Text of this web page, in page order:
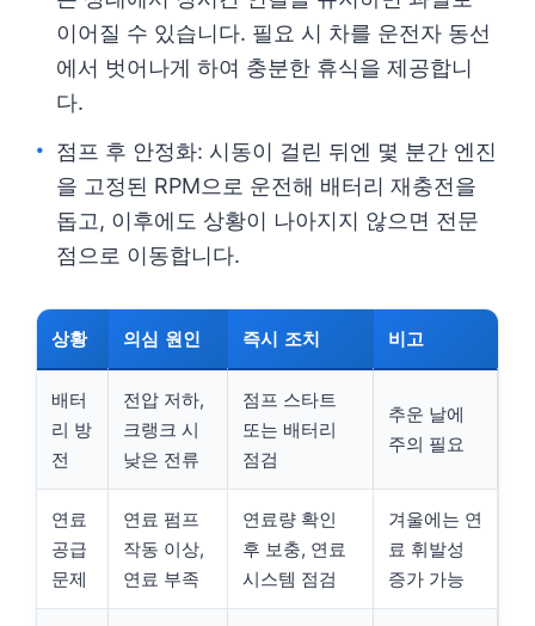
이어질 수 있습니다. 필요 시 차를 운전자 동선
에서 벗어나게 하여 충분한 휴식을 제공합니
다.
점프 후 안정화: 시동이 걸린 뒤엔 몇 분간 엔진
을 고정된 RPM으로 운전해 배터리 재충전을
돕고, 이후에도 상황이 나아지지 않으면 전문
점으로 이동합니다.
상황 의심 원인 즉시 조치 비고
배터
리 방
전
전압 저하,
크랭크 시
낮은 전류
점프 스타트
또는 배터리
점검
추운 날에
주의 필요
연료
공급
문제
연료 펌프
작동 이상,
연료 부족
연료량 확인
후 보충, 연료
시스템 점검
겨울에는 연
료 휘발성
증가 가능